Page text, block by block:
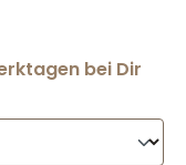
bei Dir